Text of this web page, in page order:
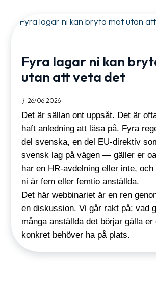
Fyra lagar ni kan
utan att veta det
26/06 2026
Det är sällan ont uppsåt. Det är
haft anledning att läsa på. Fyra
del svenska, en del EU-direktiv
svensk lag på vägen — gäller er
har en HR-avdelning eller inte,
ni är fem eller femtio anställda.
Det här webbinariet är en ren
en diskussion. Vi går rakt på: vad
många anställda det börjar gälla er
konkret behöver ha på plats.